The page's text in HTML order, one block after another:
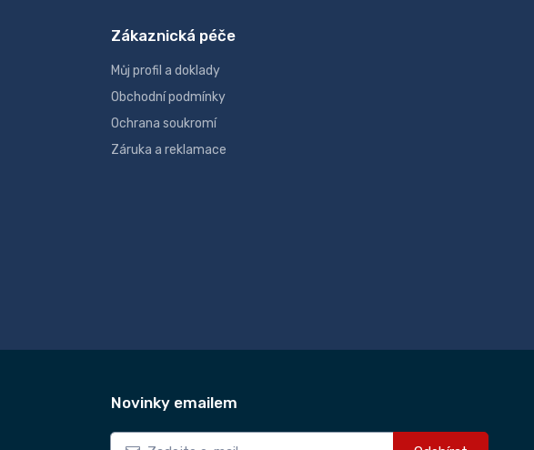
Zákaznická péče
Můj profil a doklady
Obchodní podmínky
Ochrana soukromí
Záruka a reklamace
Novinky emailem